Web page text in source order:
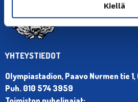
Kiellä
YHTEYSTIEDOT
Olympiastadion, Paavo Nurmen tie
Puh. 010 574 3959